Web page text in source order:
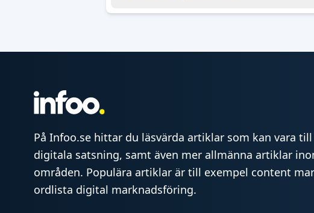
På Infoo.se hittar du läsvärda artiklar som kan vara
digitala satsning, samt även mer allmänna artiklar
områden. Populära artiklar är till exempel content
ordlista digital marknadsföring.